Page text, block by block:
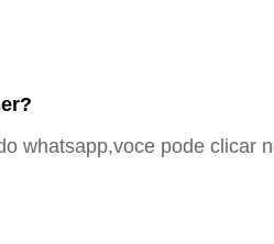
whatsapp,voce pode clicar